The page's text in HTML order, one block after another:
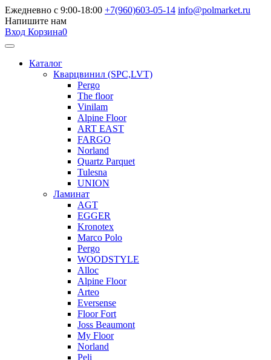
Ежедневно с 9:00-18:00 +7(960)603-05-14 info@polmarket.ru
Напишите нам
Вход Корзина0
Каталог
Кварцвинил (SPC,LVT)
Pergo
The floor
Vinilam
Alpine Floor
ART EAST
FARGO
Norland
Quartz Parquet
Tulesna
UNION
Ламинат
AGT
EGGER
Kronotex
Marco Polo
Pergo
WOODSTYLE
Alloc
Alpine Floor
Arteo
Eversense
Floor Fort
Joss Beaumont
My Floor
Norland
Peli